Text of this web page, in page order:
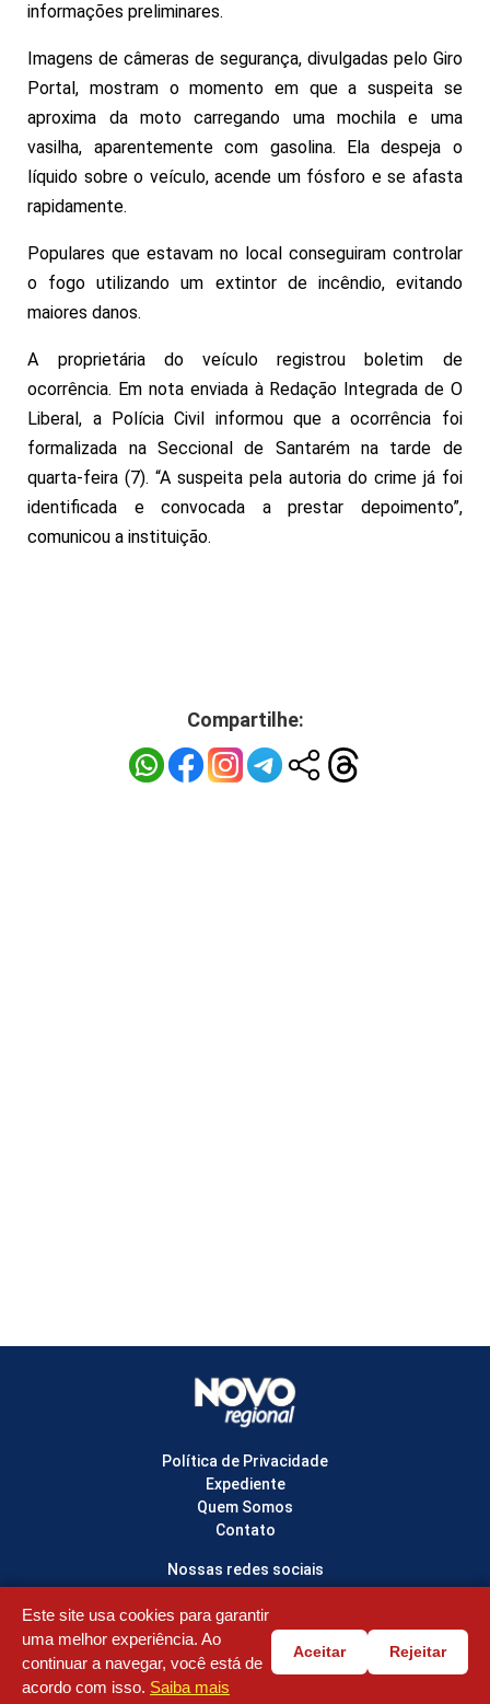
informações preliminares.
Imagens de câmeras de segurança, divulgadas pelo Giro
Portal, mostram o momento em que a suspeita se
aproxima da moto carregando uma mochila e uma
vasilha, aparentemente com gasolina. Ela despeja o
líquido sobre o veículo, acende um fósforo e se afasta
rapidamente.
Populares que estavam no local conseguiram controlar
o fogo utilizando um extintor de incêndio, evitando
maiores danos.
A proprietária do veículo registrou boletim de
ocorrência. Em nota enviada à Redação Integrada de O
Liberal, a Polícia Civil informou que a ocorrência foi
formalizada na Seccional de Santarém na tarde de
quarta-feira (7). “A suspeita pela autoria do crime já foi
identificada e convocada a prestar depoimento”,
comunicou a instituição.
Compartilhe:
Política de Privacidade
Expediente
Quem Somos
Contato
Nossas redes sociais
© Copyright 2022-2026 NOVO REGIONAL - Todos os direitos reservados
Este site usa cookies para garantir
uma melhor experiência. Ao
continuar a navegar, você está de
acordo com isso. Saiba mais
Aceitar Rejeitar